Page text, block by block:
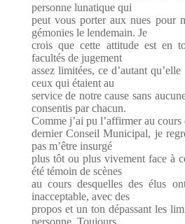
personne lunatique qui
peut vous porter aux nues pour
gémonies le lendemain. Je
crois que cette attitude est en
facultés de jugement
assez limitées, ce d’autant
ceux qui étaient au
service de notre cause sans
consentis par chacun.
Comme j’ai pu l’affirmer au cours
dernier Conseil Municipal, je
pas m’être insurgé
plus tôt ou plus vivement face à
été témoin de scènes
au cours desquelles des élus
inacceptable, avec des
propos et un ton dépassant les
personne. Toujours,